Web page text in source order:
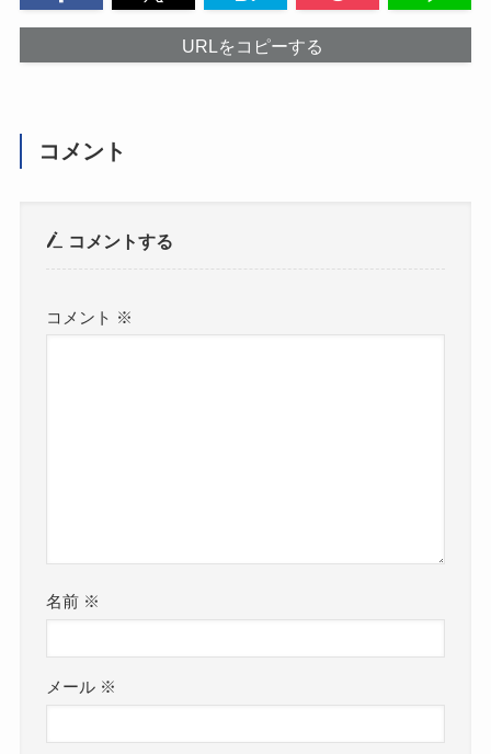
URLをコピーする
コメント
コメントする
コメント ※
名前 ※
メール ※